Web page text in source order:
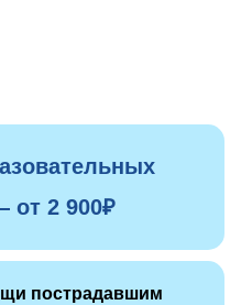
от 2 900₽
пострадавшим